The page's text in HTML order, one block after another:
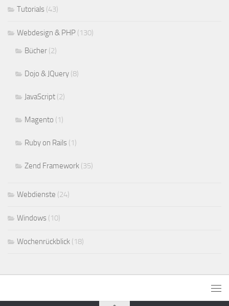
Tutorials (43)
Webdesign & PHP (130)
Bücher (2)
Dojo & JQuery (8)
JavaScript (2)
Magento (1)
Ruby on Rails (1)
Zend Framework (35)
Webdienste (24)
Windows (10)
Wochenrückblick (18)